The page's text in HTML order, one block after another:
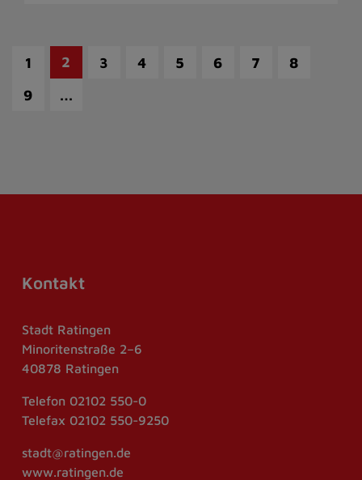
1 2 3 4 5 6 7
8
9
…
Kontakt
Stadt Ratingen
Minoritenstraße 2–6
40878 Ratingen
Telefon 02102 550-0
Telefax 02102 550-9250
stadt@ratingen.de
www.ratingen.de